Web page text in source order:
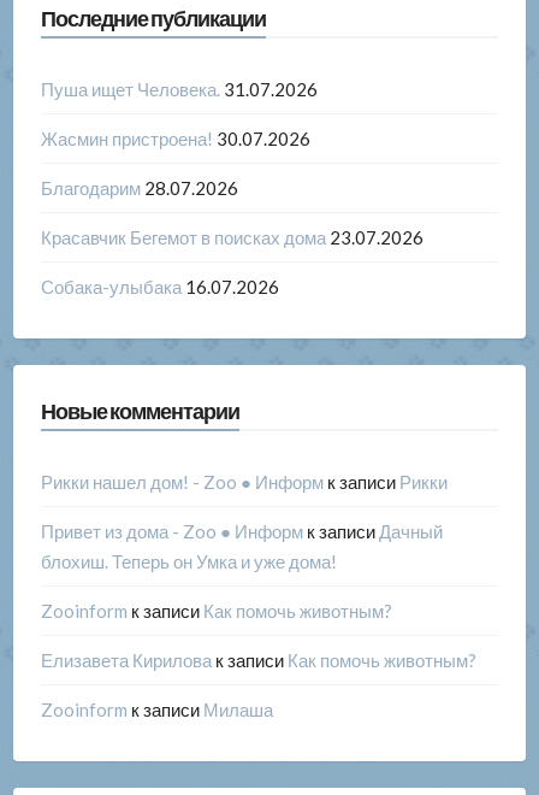
Последние публикации
Пуша ищет Человека. 31.07.2026
Жасмин пристроена! 30.07.2026
Благодарим 28.07.2026
Красавчик Бегемот в поисках дома 23.07.2026
Собака-улыбака 16.07.2026
Новые комментарии
Рикки нашел дом! - Zoo ● Информк записи Рикки
Привет из дома - Zoo ● Информк записи Дачный
блохиш. Теперь он Умка и уже дома!
Zooinform к записи Как помочь животным?
Елизавета Кириловак записи Как помочь животным?
Zooinform к записи Милаша